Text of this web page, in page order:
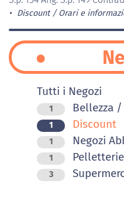
Discount Orari e
Tutti i Negozi
1 Bellezza
1 Discount
1 Negozi
1
3